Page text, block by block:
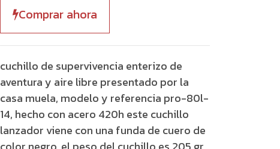
Comprar ahora
cuchillo de supervivencia enterizo de
aventura y aire libre presentado por la
casa muela, modelo y referencia pro-80l-
14, hecho con acero 420h este cuchillo
lanzador viene con una funda de cuero de